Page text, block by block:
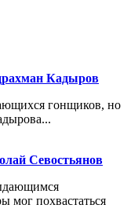
Кадыров
гонщиков, но
Севостьянов
мог похвастаться